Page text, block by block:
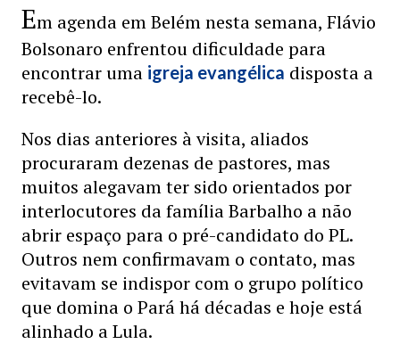
Em agenda em Belém nesta semana, Flávio
Bolsonaro enfrentou dificuldade para
encontrar uma igreja evangélica disposta a
recebê-lo.
Nos dias anteriores à visita, aliados
procuraram dezenas de pastores, mas
muitos alegavam ter sido orientados por
interlocutores da família Barbalho a não
abrir espaço para o pré-candidato do PL.
Outros nem confirmavam o contato, mas
evitavam se indispor com o grupo político
que domina o Pará há décadas e hoje está
alinhado a Lula.